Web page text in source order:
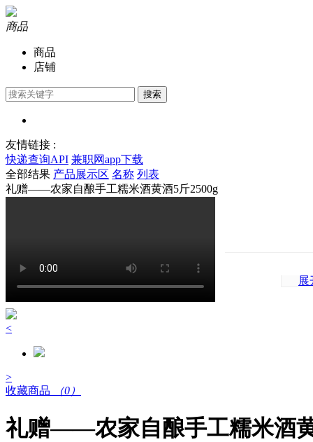
商品
商品
店铺
搜索
友情链接 :
快递查询API 兼职网app下载
全部结果 产品展示区 名称 列表
礼赠——农家自酿手工糯米酒黄酒5斤2500g
<
>
收藏商品
（0）
礼赠——农家自酿手工糯米酒
展